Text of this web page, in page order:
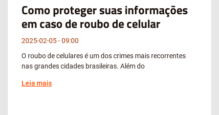
Como proteger suas informações
em caso de roubo de celular
2025-02-05
09:00
O roubo de celulares é um dos crimes mais recorrentes
nas grandes cidades brasileiras. Além do
Leia mais